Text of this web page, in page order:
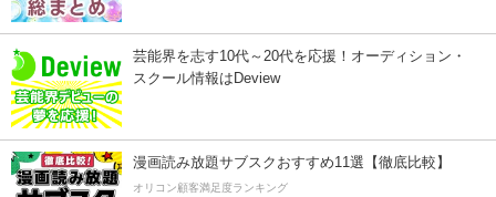
芸能界を志す10代～20代を応援！オーディション・
スクール情報はDeview
漫画読み放題サブスクおすすめ11選【徹底比較】
オリコン顧客満足度ランキング